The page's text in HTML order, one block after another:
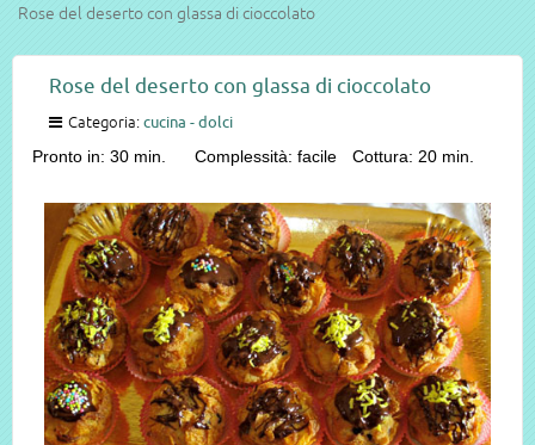
Rose del deserto con glassa di cioccolato
Rose del deserto con glassa di cioccolato
Categoria: cucina - dolci
Pronto in: 30 min. Complessità: facile Cottura: 20 min.